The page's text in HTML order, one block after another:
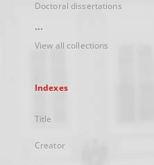
Doctoral dissertations
...
View all collections
Indexes
Title
Creator